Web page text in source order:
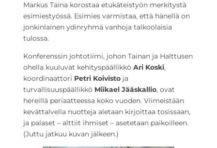
Markus Taina korostaa etukäteistyön merkitystä
esimiestyössä. Esimies varmistaa, että hänellä on
jonkinlainen ydinryhmä vanhoja talkoolaisia
tulossa.
Konferenssin johtotiimi, johon Tainan ja Halttusen
ohella kuuluvat kehityspäällikkö Ari Koski,
koordinaattori Petri Koivisto ja
turvallisuuspäällikkö Miikael Jääskallio, ovat
hereillä periaatteessa koko vuoden. Viimeistään
kevättalvella nuotteja aletaan kirjoittaa tosissaan,
ja palaset – alttiit ihmiset – asetetaan paikoilleen.
(Juttu jatkuu kuvan jälkeen.)